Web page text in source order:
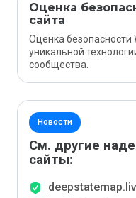
Оценка
сайта
Оценка безопасности
уникальной
сообщества.
Новости
См. другие
сайты: